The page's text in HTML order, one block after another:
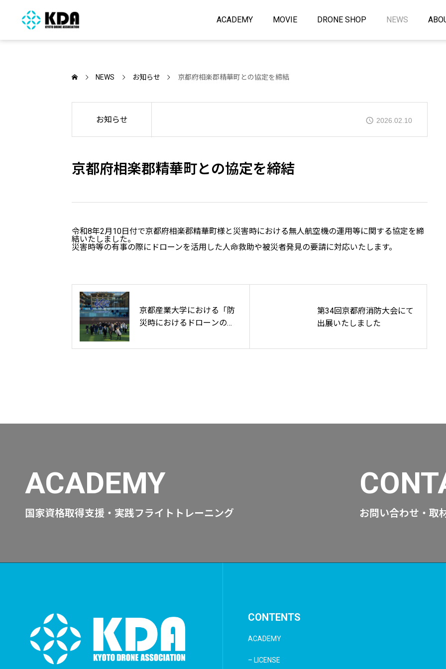
ACADEMY MOVIE DRONE SHOP NEWS
NEWS お知らせ 京都府相楽郡精華町との協定を締結
お知らせ 2026.02.10
京都府相楽郡精華町との協定を締結
令和8年2月10日付で京都府相楽郡精華町様と災害時における無人航空機の運用等に関する協定を締
結いたしました。
災害時等の有事の際にドローンを活用した人命救助や被災者発見の要請に対応いたします。
京都産業大学における「防
災時におけるドローンの利
第34回京都府消防大会にて
出展いたしました
ACADEMY
国家資格取得支援・実践フライトトレーニング お問い合わせ・取
CONTENTS
ACADEMY
– LICENSE